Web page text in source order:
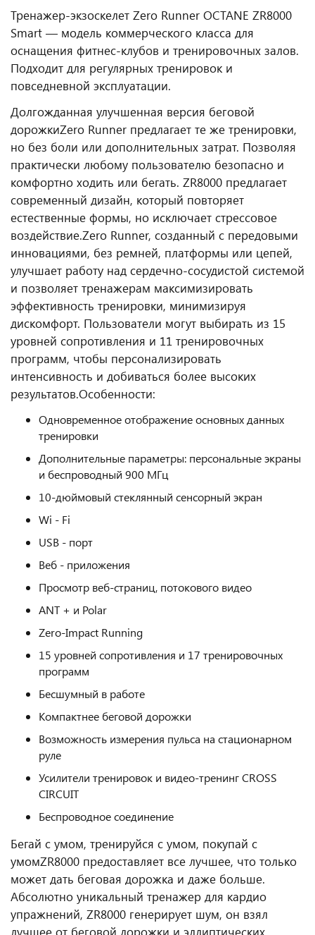
Тренажер-экзоскелет Zero Runner OCTANE ZR8000
Smart — модель коммерческого класса для
оснащения фитнес‑клубов и тренировочных залов.
Подходит для регулярных тренировок и
повседневной эксплуатации.
Долгожданная улучшенная версия беговой
дорожкиZero Runner предлагает те же тренировки,
но без боли или дополнительных затрат. Позволяя
практически любому пользователю безопасно и
комфортно ходить или бегать. ZR8000 предлагает
современный дизайн, который повторяет
естественные формы, но исключает стрессовое
воздействие.Zero Runner, созданный с передовыми
инновациями, без ремней, платформы или цепей,
улучшает работу над сердечно-сосудистой системой
и позволяет тренажерам максимизировать
эффективность тренировки, минимизируя
дискомфорт. Пользователи могут выбирать из 15
уровней сопротивления и 11 тренировочных
программ, чтобы персонализировать
интенсивность и добиваться более высоких
результатов.Особенности:
Одновременное отображение основных данных
тренировки
Дополнительные параметры: персональные экраны
и беспроводный 900 МГц
10-дюймовый стеклянный сенсорный экран
Wi - Fi
USB - порт
Веб - приложения
Просмотр веб-страниц, потокового видео
ANT + и Polar
Zero-Impact Running
15 уровней сопротивления и 17 тренировочных
программ
Бесшумный в работе
Компактнее беговой дорожки
Возможность измерения пульса на стационарном
руле
Усилители тренировок и видео-тренинг CROSS
CIRCUIT
Беспроводное соединение
Бегай с умом, тренируйся с умом, покупай с
умомZR8000 предоставляет все лучшее, что только
может дать беговая дорожка и даже больше.
Абсолютно уникальный тренажер для кардио
упражнений, ZR8000 генерирует шум, он взял
лучшее от беговой дорожки и эллиптических